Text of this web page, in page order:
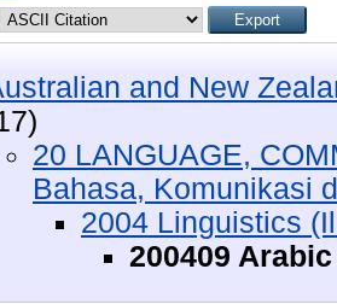
and New
20 LANGUAGE,
Bahasa, Komunikasi
2004 Linguistics
200409